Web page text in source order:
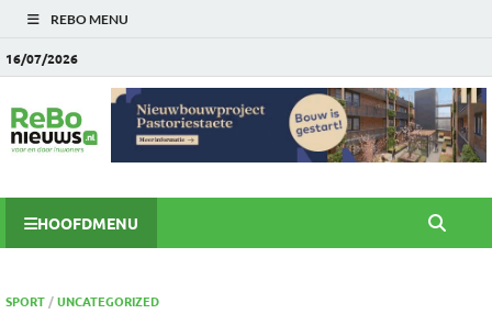
REBO MENU
16/07/2026
HOOFDMENU
SPORT/UNCATEGORIZED